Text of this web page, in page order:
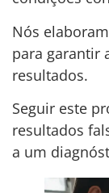
Nós
para garantir
resultados.
Seguir este
resultados
a um